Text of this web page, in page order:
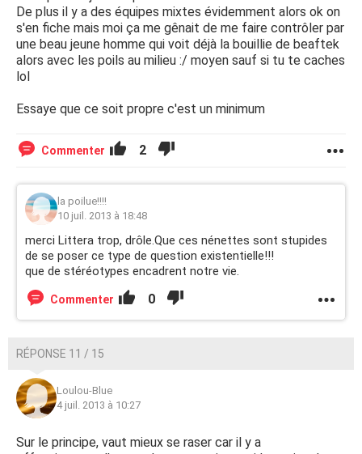
De plus il y a des équipes mixtes évidemment alors ok on
s'en fiche mais moi ça me gênait de me faire contrôler par
une beau jeune homme qui voit déjà la bouillie de beaftek
alors avec les poils au milieu :/ moyen sauf si tu te caches
lol
Essaye que ce soit propre c'est un minimum
Commenter 2
la poilue!!!!
10 juil. 2013 à 18:48
merci Littera trop, drôle.Que ces nénettes sont stupides
de se poser ce type de question existentielle!!!
que de stéréotypes encadrent notre vie.
Commenter 0
RÉPONSE 11 / 15
Loulou-Blue
4 juil. 2013 à 10:27
Sur le principe, vaut mieux se raser car il y a